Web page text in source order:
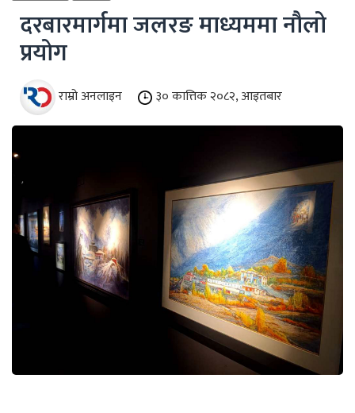
दरबारमार्गमा जलरङ माध्यममा नौलो
प्रयोग
राम्रो अनलाइन ३० कात्तिक २०८२, आइतबार